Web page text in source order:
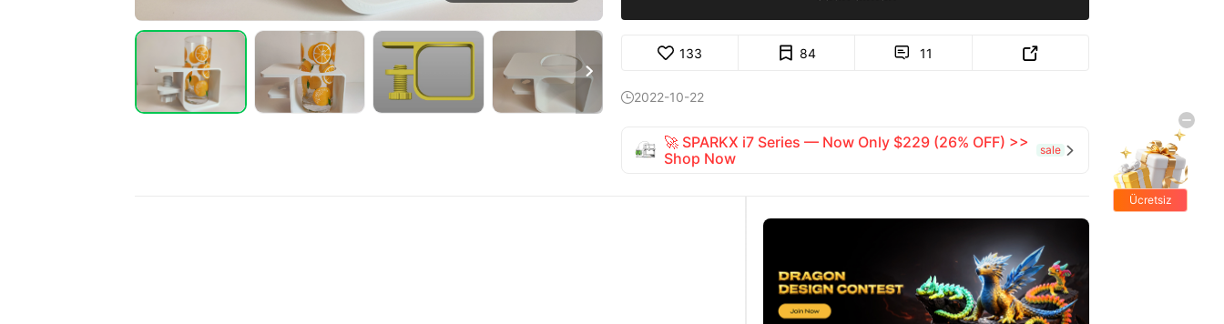

133 84  11 
2022-10-22
🚀 SPARKX i7 Series — Now Only $229 (26% OFF) >>
Shop Now
sale 
Ücretsiz